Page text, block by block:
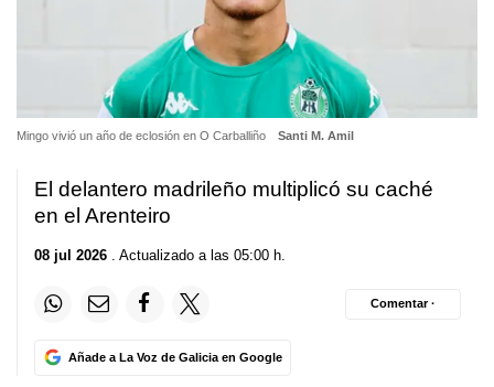
Mingo vivió un año de eclosión en O Carballiño Santi M. Amil
El delantero madrileño multiplicó su caché
en el Arenteiro
08 jul 2026 . Actualizado a las 05:00 h.
Añade a La Voz de Galicia en Google
Comentar ·